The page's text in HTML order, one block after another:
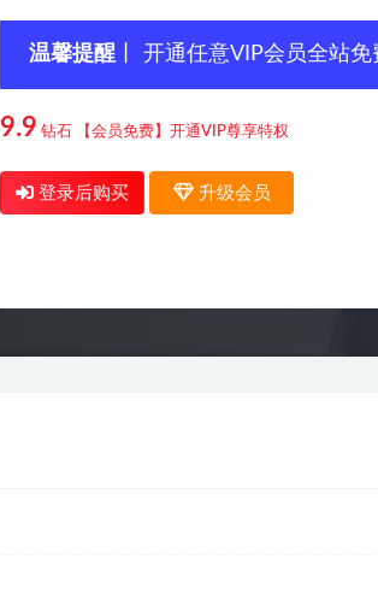
温馨提醒 丨 开通任意VIP会员全站
9.9 钻石 【会员免费】开通VIP尊享特权
登录后购买 升级会员